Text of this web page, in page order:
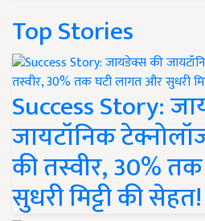
Top Stories
Success Story:
जायटॉनिक
की तस्वीर, 30%
सुधरी मिट्टी की सेहत!